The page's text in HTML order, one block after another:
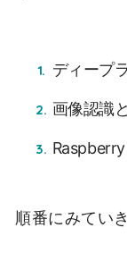
ディープ
画像認識
順番にみてい